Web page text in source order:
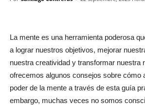
La mente es una herramienta poderosa
a lograr nuestros objetivos, mejorar
nuestra creatividad y transformar nuestra
ofrecemos algunos consejos sobre cómo
poder de la mente a través de esta guía
embargo, muchas veces no somos